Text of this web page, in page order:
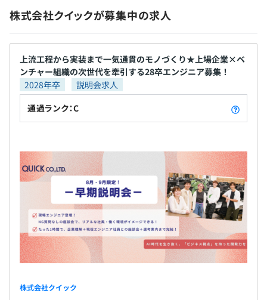
★「BootCamp」
月16時間、業務時間内で技術自己研鑽のための時間を確
保しています。
★自己研鑽サポート
会社負担で外部のスキルアップセミナーに参加、書籍を無
料購入できる制度も用意しています。
・OSは各自選択
・ハイスペックMacBookPro支給
・デバイスやOS、周辺機器は基本的に希望を100%叶える
ようにしています。
ケット駆動開発、ドメイン駆動設計、コーディング規約あ
・東京メトロ 銀座線・南北線「溜池山王駅」12番出口直
結
・東京メトロ 千代田線「赤坂駅」より徒歩7分
・東京メトロ 千代田線・丸ノ内線「国会議事堂前駅」直
結 徒歩7分
・特別休暇
など
・通勤手当（月額上限10万円、実費支給）
・借上寮制度（条件あり）
賞与は半期年俸に含まれます。
年2回の査定により、半期年俸が決定いたします。
保険）
費用は会社負担で、ラーニングエージェンシーBiz
CAMPUS（外部研修）を受講可能です。
前事業年度の育児休業取得者数／出産者数
男性5人/27人
女性35人/27人
システムなどHRテックおよびBPR HRテックの領域
では、東証プライム市場上場の人材サービス企業で
あるクイックの、業界No.1に迫るHR事業の成長を牽
引する業務システムの開発とBPRによる戦略的サー
ビスフローの改善をおこなっています。加えて、今後
は広告やWeb事業、情報出版、保育園などの全事業
部、全世界20拠点へとBPRの手を広げていく予定で
す。 納品ではなくビジネスの成功から逆算し、事業
では。自分の専門の領域に集中して技術的に成長す
ることも、視座の高いエンジニアとしてビジネスス
キルを磨いていくことも可能です。 ・温厚でユーザ
ー志向のメンバーが勢揃い HRTの原則に基づく建設
的なチーム運営を徹底しています。エンジニアは、
「ユーザー（サービス）志向 > テック志向」という
スタンスを持った、温厚で技術的課題解決が好きな
人揃いです。お互いの気持ちや立場を尊重しながら、
ミュニケーション総量を増やし、組織内の認識のず
株式会社クイックが募集中の求人
上流工程から実装まで一気通貫のモノづくり★上場企業×ベ
ンチャー組織の次世代を牽引する28卒エンジニア募集！
2028年卒
説明会求人
通過ランク：C
株式会社クイック